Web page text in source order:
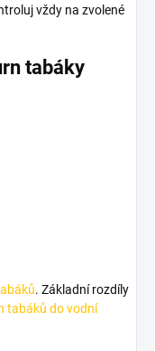
vždy na zvolené
tabáky
. Základní rozdíly
tabáků do vodní